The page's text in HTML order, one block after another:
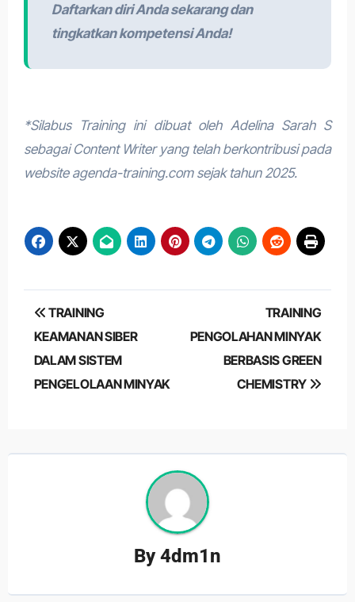
Daftarkan diri Anda sekarang dan
tingkatkan kompetensi Anda!
*Silabus Training ini dibuat oleh Adelina Sarah S
sebagai Content Writer yang telah berkontribusi pada
website agenda-training.com sejak tahun 2025.
Post
navigation
TRAINING
KEAMANAN SIBER
DALAM SISTEM
PENGELOLAAN MINYAK
TRAINING
PENGOLAHAN MINYAK
BERBASIS GREEN
CHEMISTRY
By4dm1n